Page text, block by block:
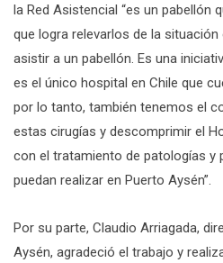
la Red Asistencial “es un pabellón
que logra relevarlos de la situación
asistir a un pabellón. Es una
es el único hospital en Chile que
por lo tanto, también tenemos el
estas cirugías y descomprimir el
con el tratamiento de patologías y
puedan realizar en Puerto Aysén”.
Por su parte, Claudio Arriagada,
Aysén, agradeció el trabajo y